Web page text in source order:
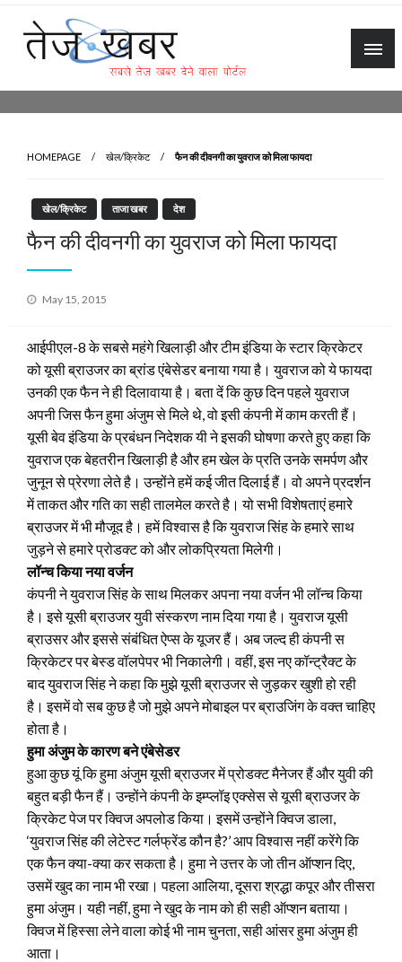
Skip
content
HOMEPAGE खेल/क्रिकेट फैन की दीवनगी का युवराज को मिला फायदा
खेल/क्रिकेट ताजा खबर देश
फैन की दीवनगी का युवराज को मिला फायदा
Posted
May 15, 2015
आईपीएल-8 के सबसे महंगे खिलाड़ी और टीम इंडिया के स्टार क्रिकेटर
को यूसी ब्राउजर का ब्रांड एंबेसेडर बनाया गया है। युवराज को ये फायदा
उनकी एक फैन ने ही दिलावाया है। बता दें कि कुछ दिन पहले युवराज
अपनी जिस फैन हुमा अंजुम से मिले थे, वो इसी कंपनी में काम करती हैं।
यूसी बेव इंडिया के प्रबंधन निदेशक यी ने इसकी घोषणा करते हुए कहा कि
युवराज एक बेहतरीन खिलाड़ी है और हम खेल के प्रति उनके समर्पण और
जुनून से प्रेरणा लेते है। उन्होंने हमें कई जीत दिलाई हैं। वो अपने प्रदर्शन
में ताकत और गति का सही तालमेल करते है। यो सभी विशेषताएं हमारे
ब्राउजर में भी मौजूद है। हमें विश्वास है कि युवराज सिंह के हमारे साथ
जुड़ने से हमारे प्रोडक्ट को और लोकप्रियता मिलेगी।
लॉन्च किया नया वर्जन
कंपनी ने युवराज सिंह के साथ मिलकर अपना नया वर्जन भी लॉन्च किया
है। इसे यूसी ब्राउजर युवी संस्करण नाम दिया गया है। युवराज यूसी
ब्राउसर और इससे संबंधित ऐप्स के यूजर हैं। अब जल्द ही कंपनी स
क्रिकेटर पर बेस्ड वॉलपेपर भी निकालेगी। वहीं, इस नए कॉन्ट्रैक्ट के
बाद युवराज सिंह ने कहा कि मुझे यूसी ब्राउजर से जुड़कर खुशी हो रही
है। इसमें वो सब कुछ है जो मुझे अपने मोबाइल पर ब्राउजिंग के वक्त चाहिए
होता है।
हुमा अंजुम के कारण बने एंबेसेडर
हुआ कुछ यूं कि हुमा अंजुम यूसी ब्राउजर में प्रोडक्ट मैनेजर हैं और युवी की
बहुत बड़ी फैन हैं। उन्होंने कंपनी के इम्प्लॉइ एक्सेस से यूसी ब्राउजर के
क्रिकेट पेज पर क्विज अपलोड किया। इसमें उन्होंने क्विज डाला,
‘युवराज सिंह की लेटेस्ट गर्लफ्रेंड कौन है?’ आप विश्वास नहीं करेंगे कि
एक फैन क्या-क्या कर सकता है। हुमा ने उत्तर के जो तीन ऑप्शन दिए,
उसमें खुद का नाम भी रखा। पहला आलिया, दूसरा श्रद्धा कपूर और तीसरा
हुमा अंजुम। यही नहीं, हुमा ने खुद के नाम को ही सही ऑप्शन बताया।
क्विज में हिस्सा लेने वाला कोई भी नाम चुनता, सही आंसर हुमा अंजुम ही
आता।